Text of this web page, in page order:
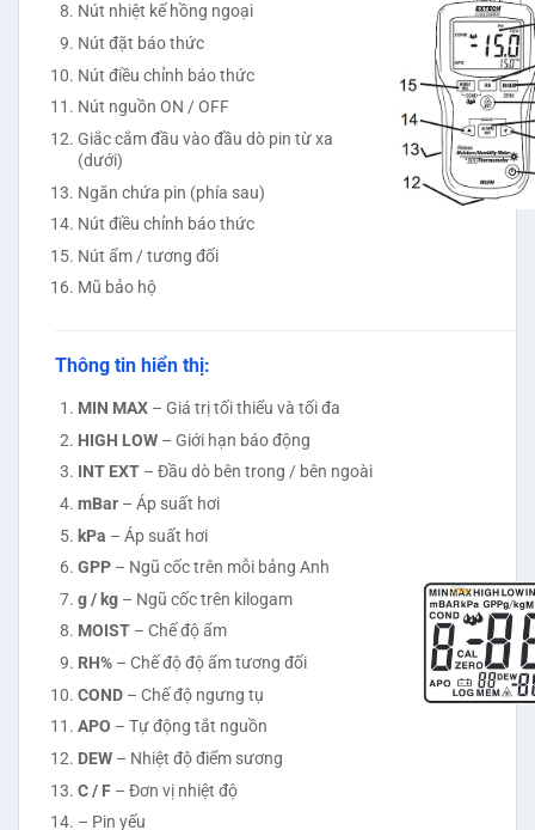
Nút nhiệt kế hồng ngoại
Nút đặt báo thức
Nút điều chỉnh báo thức
Nút nguồn ON / OFF
Giắc cắm đầu vào đầu dò pin từ xa
(dưới)
Ngăn chứa pin (phía sau)
Nút điều chỉnh báo thức
Nút ẩm / tương đối
Mũ bảo hộ
Thông tin hiển thị:
MIN MAX– Giá trị tối thiểu và tối đa
HIGH LOW– Giới hạn báo động
INT EXT– Đầu dò bên trong / bên ngoài
mBar– Áp suất hơi
kPa – Áp suất hơi
GPP– Ngũ cốc trên mỗi bảng Anh
g / kg– Ngũ cốc trên kilogam
MOIST– Chế độ ẩm
RH%– Chế độ độ ẩm tương đối
COND– Chế độ ngưng tụ
APO – Tự động tắt nguồn
DEW– Nhiệt độ điểm sương
C / F– Đơn vị nhiệt độ
– Pin yếu